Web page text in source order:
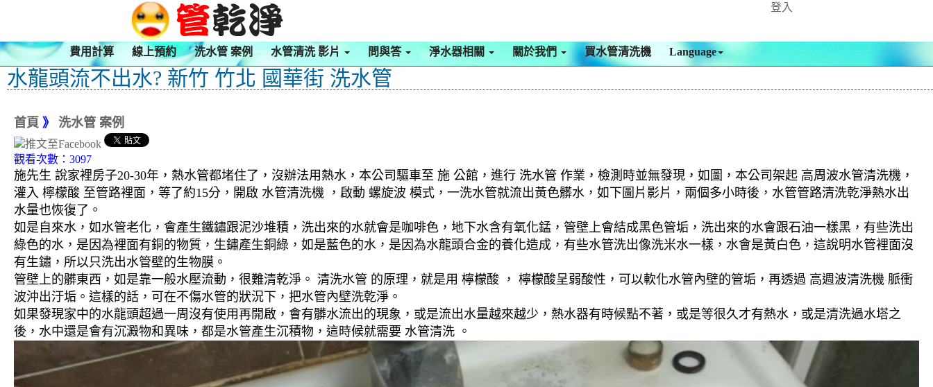
登入
費用計算 線上預約 洗水管 案例 水管清洗 影片 問與答 淨水器相關 關於我們 買水管清洗機 Language
水龍頭流不出水? 新竹 竹北 國華街 洗水管
首頁 》 洗水管 案例
觀看次數：3097
施先生 說家裡房子20-30年，熱水管都堵住了，沒辦法用熱水，本公司驅車至 施 公館，進行 洗水管 作業，檢測時並無發現，如圖，本公司架起 高周波水管清洗機，
灌入 檸檬酸 至管路裡面，等了約15分，開啟 水管清洗機 ，啟動 螺旋波 模式，一洗水管就流出黃色髒水，如下圖片影片，兩個多小時後，水管管路清洗乾淨熱水出
水量也恢復了。
如是自來水，如水管老化，會產生鐵鏽跟泥沙堆積，洗出來的水就會是咖啡色，地下水含有氧化錳，管壁上會結成黑色管垢，洗出來的水會跟石油一樣黑，有些洗出
綠色的水，是因為裡面有銅的物質，生鏽產生銅綠，如是藍色的水，是因為水龍頭合金的養化造成，有些水管洗出像洗米水一樣，水會是黃白色，這說明水管裡面沒
有生鏽，所以只洗出水管壁的生物膜。
管壁上的髒東西，如是靠一般水壓流動，很難清乾淨。 清洗水管 的原理，就是用 檸檬酸 ， 檸檬酸呈弱酸性，可以軟化水管內壁的管垢，再透過 高週波清洗機 脈衝
波沖出汙垢。這樣的話，可在不傷水管的狀況下，把水管內壁洗乾淨。
如果發現家中的水龍頭超過一周沒有使用再開啟，會有髒水流出的現象，或是流出水量越來越少，熱水器有時候點不著，或是等很久才有熱水，或是清洗過水塔之
後，水中還是會有沉澱物和異味，都是水管產生沉積物，這時候就需要 水管清洗 。